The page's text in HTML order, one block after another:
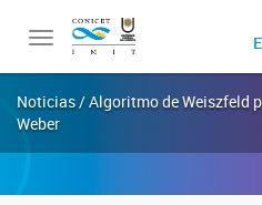
Toggle
Noticias / Algoritmo de Weiszfeld
Weber